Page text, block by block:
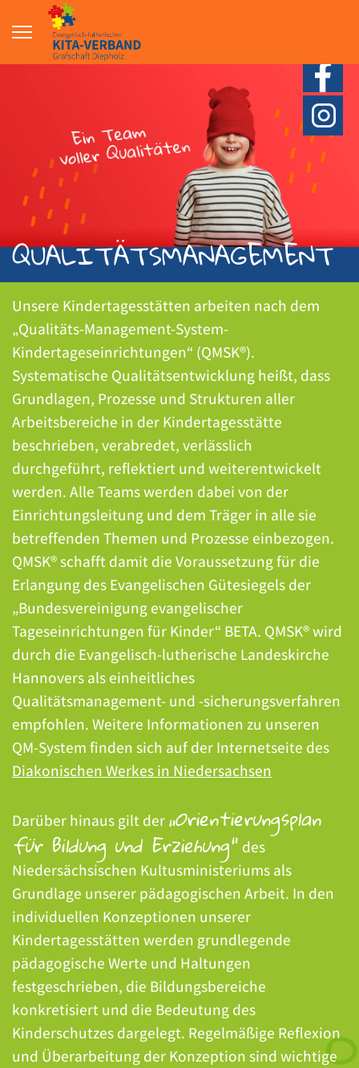
QUALITÄTS­MANAGEMENT
Unsere Kindertagesstätten arbeiten nach dem
„Qualitäts-Management-System-
Kindertageseinrichtungen“ (QMSK®).
Systematische Qualitätsentwicklung heißt, dass
Grundlagen, Prozesse und Strukturen aller
Arbeitsbereiche in der Kindertagesstätte
beschrieben, verabredet, verlässlich
durchgeführt, reflektiert und weiterentwickelt
werden. Alle Teams werden dabei von der
Einrichtungsleitung und dem Träger in alle sie
betreffenden Themen und Prozesse einbezogen.
QMSK® schafft damit die Voraussetzung für die
Erlangung des Evangelischen Gütesiegels der
„Bundesvereinigung evangelischer
Tageseinrichtungen für Kinder“ BETA. QMSK® wird
durch die Evangelisch-lutherische Landeskirche
Hannovers als einheitliches
Qualitätsmanagement- und -sicherungsverfahren
empfohlen. Weitere Informationen zu unseren
QM-System finden sich auf der Internetseite des
Diakonischen Werkes in Niedersachsen
Darüber hinaus gilt der„Orientierungsplan
für Bildung und Erziehung“des
Niedersächsischen Kultusministeriums als
Grundlage unserer pädagogischen Arbeit. In den
individuellen Konzeptionen unserer
Kindertagesstätten werden grundlegende
pädagogische Werte und Haltungen
festgeschrieben, die Bildungsbereiche
konkretisiert und die Bedeutung des
Kinderschutzes dargelegt. Regelmäßige Reflexion
und Überarbeitung der Konzeption sind wichtige